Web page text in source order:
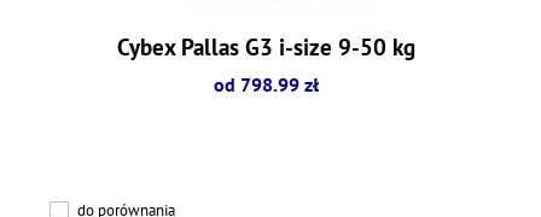
Cybex Pallas G3 i-size 9-50 kg
od 798.99 zł
do porównania